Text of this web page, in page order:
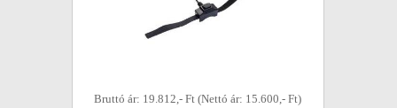
Bruttó ár: 19.812,- Ft (Nettó ár: 15.600,- Ft)